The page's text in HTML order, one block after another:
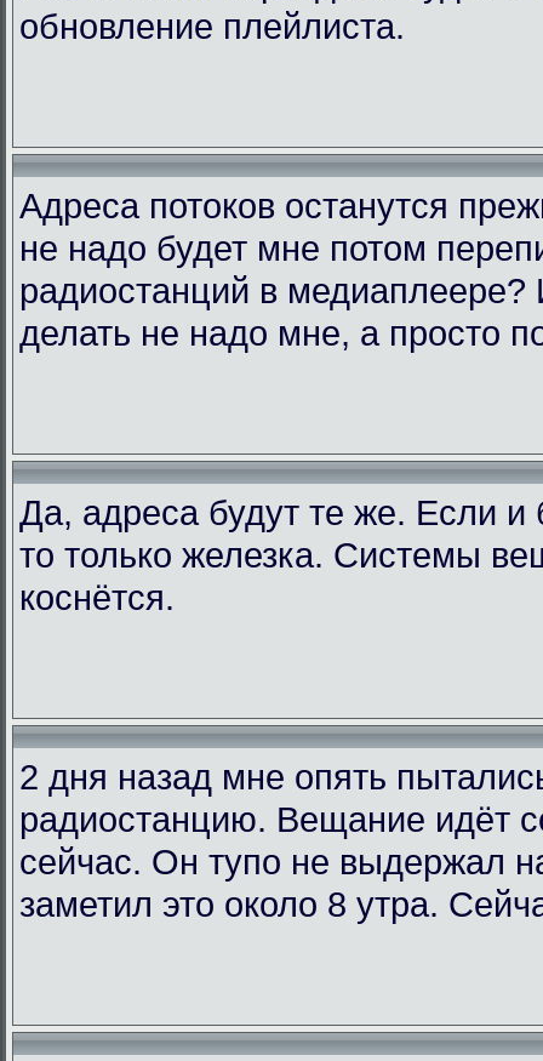
обновление плейлиста.
Адреса потоков останутся
не надо будет мне потом
радиостанций в медиаплеере?
делать не надо мне, а просто
Да, адреса будут те же. Если и
то только железка. Системы
коснётся.
2 дня назад мне опять
радиостанцию. Вещание идёт
сейчас. Он тупо не выдержал
заметил это около 8 утра.